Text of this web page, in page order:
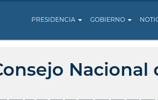
PRESIDENCIA GOBIERNO
Nacional